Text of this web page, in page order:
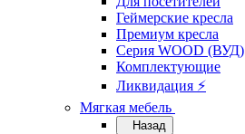
Геймерские кресла
Премиум кресла
Серия WOOD (ВУД)
Комплектующие
Ликвидация ⚡
Мягкая мебель
Назад